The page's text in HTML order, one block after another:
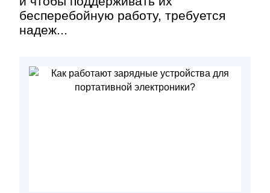
бесперебойную работу, требуется
надеж...